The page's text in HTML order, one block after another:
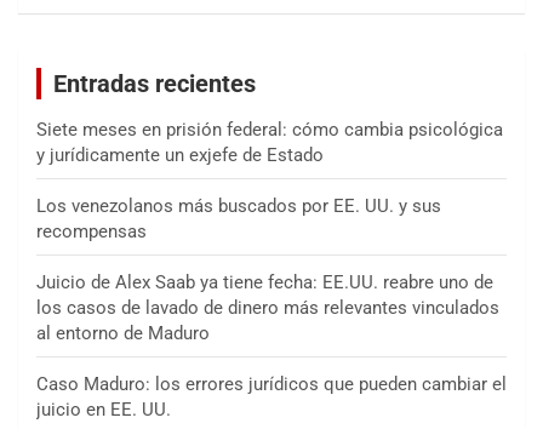
Entradas recientes
Siete meses en prisión federal: cómo cambia psicológica
y jurídicamente un exjefe de Estado
Los venezolanos más buscados por EE. UU. y sus
recompensas
Juicio de Alex Saab ya tiene fecha: EE.UU. reabre uno de
los casos de lavado de dinero más relevantes vinculados
al entorno de Maduro
Caso Maduro: los errores jurídicos que pueden cambiar el
juicio en EE. UU.